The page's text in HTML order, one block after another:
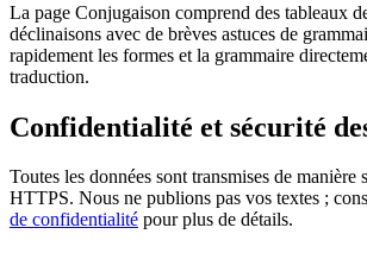
La page Conjugaison comprend des tableaux
déclinaisons avec de brèves astuces de
rapidement les formes et la grammaire
traduction.
Confidentialité et sécurité
Toutes les données sont transmises de manière
HTTPS. Nous ne publions pas vos textes ;
de confidentialité pour plus de détails.